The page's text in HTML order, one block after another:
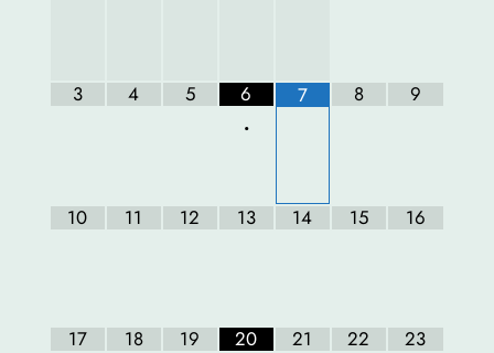
3 4 5
6
•
7 8 9
10 11 12 13 14 15 16
17 18 19
20
21 22 23